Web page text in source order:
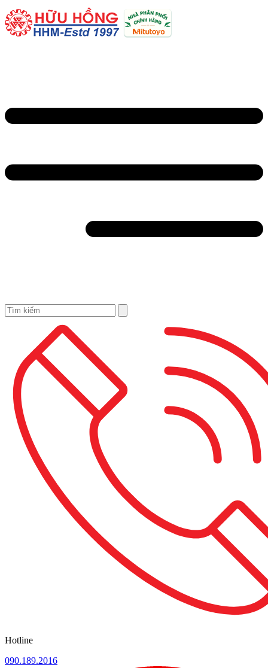
Hotline
090.189.2016